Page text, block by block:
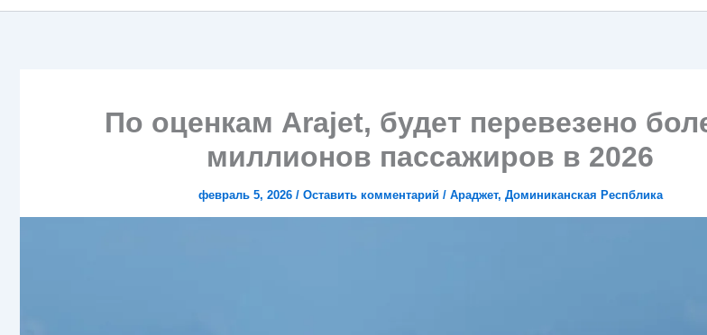
По оценкам Arajet, будет перевезено
миллионов пассажиров в 2026
февраль 5, 2026 / Оставить комментарий / Араджет, Доминиканская Респблика